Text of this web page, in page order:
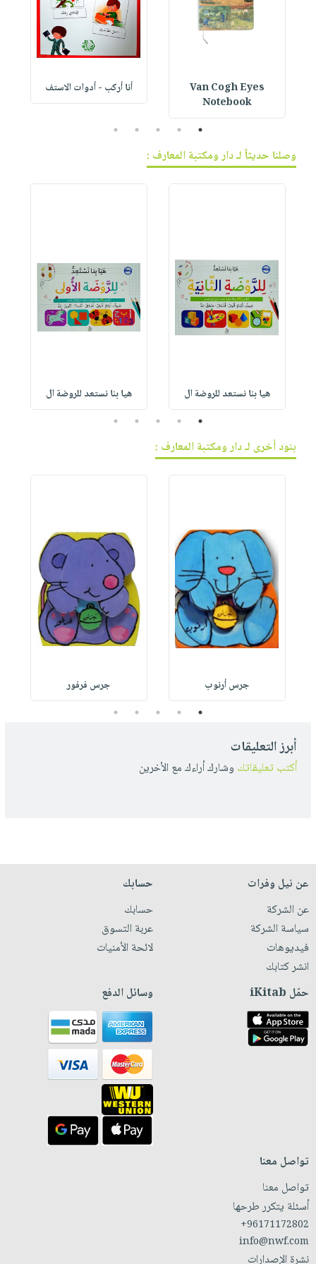
Van Cogh Eyes
Notebook
أنا أركب - أدوات الاستف
1
2
3
4
5
وصلنا حديثاً لـ دار ومكتبة المعارف :
هيا بنا نستعد للروضة ال هيا بنا نستعد للروضة ال
1
2
3
4
5
بنود أخرى لـ دار ومكتبة المعارف :
جرس أرنوب جرس فرفور
1
2
3
4
5
أبرز التعليقات
أكتب تعليقاتك وشارك أراءك مع الأخرين
عن نيل وفرات
عن الشركة
سياسة الشركة
فيديوهات
انشر كتابك
حسابك
حسابك
عربة التسوق
لائحة الأمنيات
حمّل iKitab وسائل الدفع
تواصل معنا
تواصل معنا
أسئلة يتكرر طرحها
+96171172802
info@nwf.com